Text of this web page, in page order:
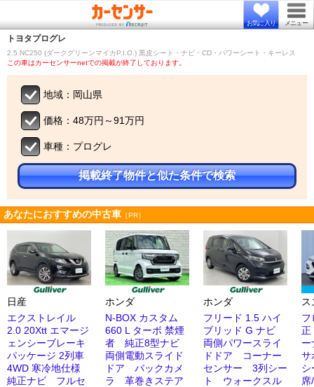
お気に入り メニュー
トヨタプログレ
2.5 NC250 (ダークグリーンマイカP.I.O.) 黒皮シート・ナビ・CD・パワーシート・キーレス
この車はカーセンサーnetでの掲載が終了しております。
地域：岡山県
価格：48万円～91万円
車種：プログレ
掲載終了物件と似た条件で検索
あなたにおすすめの中古車 ［PR］
日産
エクストレイル
2.0 20Xtt エマージ
ェンシーブレーキ
パッケージ 2列車
4WD 寒冷地仕様
純正ナビ フルセ
ホンダ
N-BOX カスタム
660 L ターボ 禁煙
者 純正8型ナビ
両側電動スライド
ドア バックカメ
ラ 革巻きステア
ホンダ
フリード 1.5 ハイ
ブリッド G ナビ
両側パワースライ
ドドア コーナー
センサー 3列シー
ト ウォークスル
ス
フ
正
ー
サ
シ